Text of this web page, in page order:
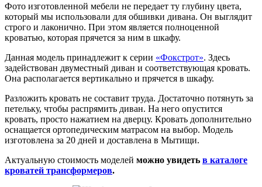
Фото изготовленной мебели не передает ту глубину цвета,
который мы использовали для обшивки дивана. Он выглядит
строго и лаконично. При этом является полноценной
кроватью, которая прячется за ним в шкафу.
Данная модель принадлежит к серии «Фокстрот». Здесь
задействован двуместный диван и соответствующая кровать.
Она располагается вертикально и прячется в шкафу.
Разложить кровать не составит труда. Достаточно потянуть за
петельку, чтобы распрямить диван. На него опустится
кровать, просто нажатием на дверцу. Кровать дополнительно
оснащается ортопедическим матрасом на выбор. Модель
изготовлена за 20 дней и доставлена в Мытищи.
Актуальную стоимость моделей можно увидеть в каталоге
кроватей трансформеров.